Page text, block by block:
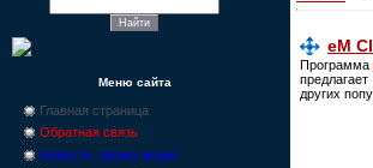
Меню сайта
Главная страница
Обратная связь
Новости, промо-акции
eM
Программа
других